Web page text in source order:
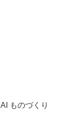
AI ものづくり